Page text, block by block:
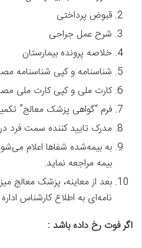
قبوض پرداختی
شرح عمل جراحی
خلاصه پرونده بیمارستان
شناسنامه و کپی شناسنامه
کارت ملی و کپی کارت ملی
فرم “گواهی پزشک معالج”
مدرک تایید کننده سمت فرد
به بیمه‌شده شفاها اعلام
بیمه مراجعه نماید.
بعد از معاینه، پزشک معالج
نامه‌ای به اطلاع کارشناس
اگر فوت رخ داده باشد: